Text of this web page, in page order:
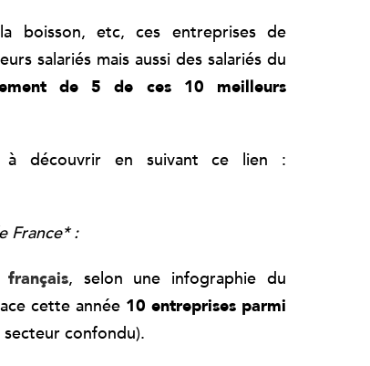
boisson, etc, ces entreprises de
salariés mais aussi des salariés du
de 5 de ces 10 meilleurs
à découvrir en suivant ce lien :
France* :
, selon une infographie du
cette année 10 entreprises parmi
confondu).